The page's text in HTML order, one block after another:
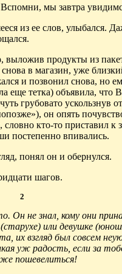
мы завтра
из ее слов, улыбался.
выложив продукты из
в магазин, уже
и позвонил снова, но
еще тетка) объявила, что
грубовато ускользнув
он опять
кто-то приставил к
постепенно впивались.
понял он и обернулся.
шагов.
2
Он не знал, кому они
или девушке
их взгляд был совсем
уж радость, если за
пошевелиться!